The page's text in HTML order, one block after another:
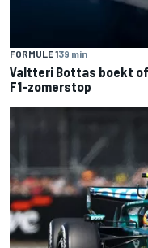
FORMULE 139 min
Valtteri Bottas boekt
F1-zomerstop